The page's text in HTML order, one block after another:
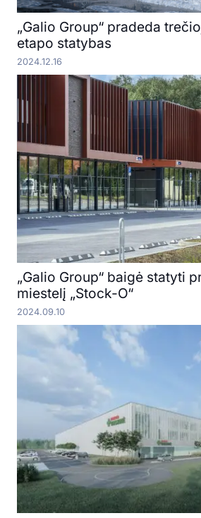
„Galio Group“ pradeda
etapo statybas
2024.12.16
„Galio Group“ baigė statyti
miestelį „Stock-O“
2024.09.10